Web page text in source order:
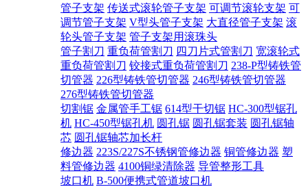
管子支架 传送式滚轮管子支架 可调节滚轮支架 可
调节管子支架 V型头管子支架 大直径管子支架 滚
轮头管子支架 管子支架用滚珠头
管子割刀 重负荷管割刀 四刀片式管割刀 宽滚轮式
重负荷管割刀 铰接式重负荷管割刀 238-P型铸铁管
切管器 226型铸铁管切管器 246型铸铁管切管器
276型铸铁管切管器
切割锯 金属管手工锯 614型干切锯 HC-300型锯孔
机 HC-450型锯孔机 圆孔锯 圆孔锯套装 圆孔锯轴
芯 圆孔锯轴芯加长杆
修边器 223S/227S不锈钢管修边器 铜管修边器 塑
料管修边器 4100铜绿清除器 导管整形工具
坡口机 B-500便携式管道坡口机